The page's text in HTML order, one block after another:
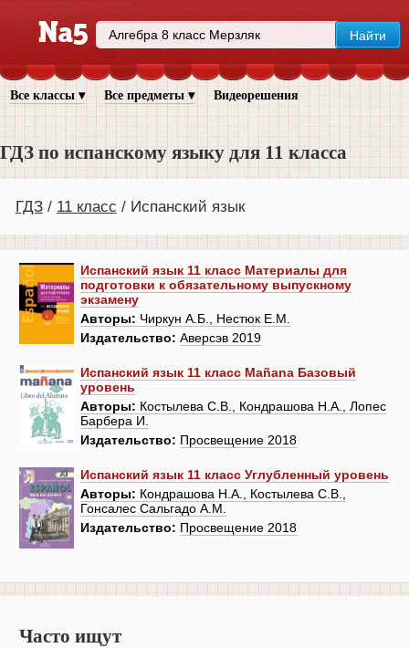
Все классы ▾ Все предметы ▾ Видеорешения
ГДЗ по испанскому языку для 11 класса
ГДЗ 11 класс Испанский язык
Испанский язык 11 класс Материалы для
подготовки к обязательному выпускному
экзамену
Авторы: Чиркун А.Б., Нестюк Е.М.
Издательство: Аверсэв 2019
Испанский язык 11 класс Mañana Базовый
уровень
Авторы: Костылева С.В., Кондрашова Н.А., Лопес
Барбера И.
Издательство: Просвещение 2018
Испанский язык 11 класс Углубленный уровень
Авторы: Кондрашова Н.А., Костылева С.В.,
Гонсалес Сальгадо А.М.
Издательство: Просвещение 2018
Часто ищут